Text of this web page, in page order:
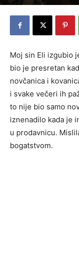
Moj sin Eli izgubio
bio je presretan
novčanica i
i svake večeri ih
to nije bio samo
iznenadilo kada je
u prodavnicu.
bogatstvom.